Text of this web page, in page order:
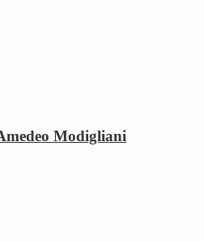
Modigliani